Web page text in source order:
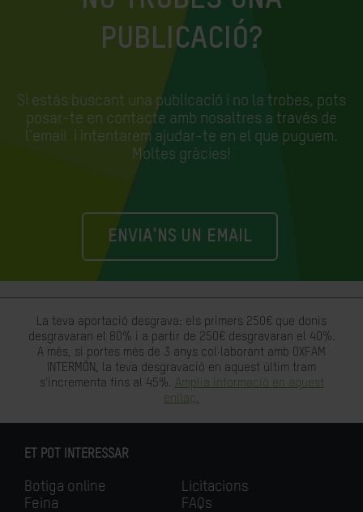
PUBLICACIÓ?
Si estàs buscant una publicació i no la trobes, pots
posar-te en contacte amb nosaltres a través de
l'email i intentarem ajudar-te en el que puguem.
Moltes gràcies!
ENVIA'NS UN EMAIL
La teva aportació desgrava: els primers 250€ que donis
desgravaran el 80% i a partir de 250€ desgravaran el 40%.
A més, si portes més de 3 anys col·laborant amb OXFAM
INTERMÓN, la teva desgravació en aquest últim tram
s'incrementa fins al 45%. Amplia informació en aquest
enllaç.
ET POT INTERESSAR
Botiga online
Feina
Licitacions
FAQs